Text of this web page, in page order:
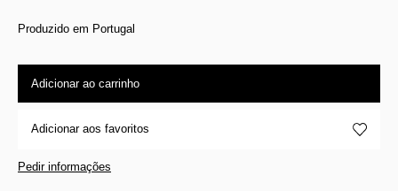
Produzido em Portugal
Adicionar ao carrinho
Adicionar aos favoritos
Pedir informações